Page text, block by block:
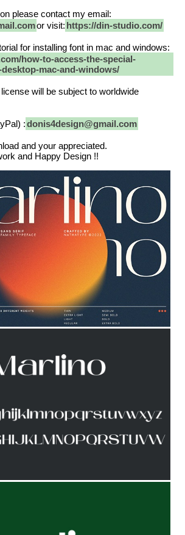
please contact my email:
or visit: https://din-studio.com/
for installing font in mac and windows:
how-to-access-the-special-
mac-and-windows/
will be subject to worldwide
:donis4design@gmail.com
and your appreciated.
and Happy Design !!